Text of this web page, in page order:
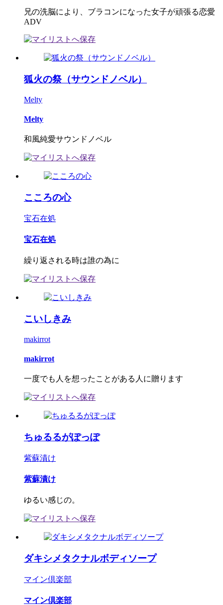
兄の洗脳により、ブラコンになった女子が頑張る恋愛
ADV
狐火の祭（サウンドノベル）
Melty
Melty
和風純愛サウンドノベル
こころの心
宝石在処
宝石在処
繰り返される時は誰の為に
こいしきみ
makirrot
makirrot
一度でも人を想ったことがある人に贈ります
ちゅるるがぽっぽ
紫蘇漬け
紫蘇漬け
ゆるい感じの。
ダキシメタクナルボディソープ
マイン倶楽部
マイン倶楽部